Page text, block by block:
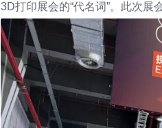
3D打印展会的“代名词”。此次展